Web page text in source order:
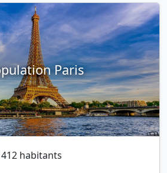
Paris
habitants